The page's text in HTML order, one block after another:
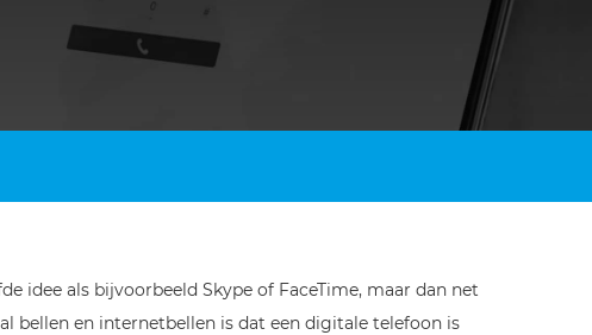
idee als bijvoorbeeld Skype of FaceTime, maar dan net
bellen en internetbellen is dat een digitale telefoon is